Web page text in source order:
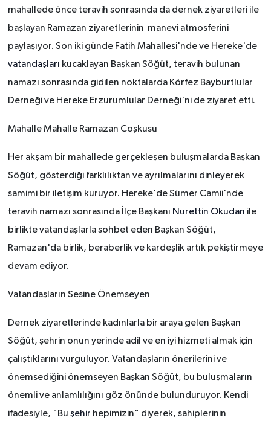
mahallede önce teravih sonrasında da dernek ziyaretleri ile
başlayan Ramazan ziyaretlerinin manevi atmosferini
paylaşıyor. Son iki günde Fatih Mahallesi'nde ve Hereke'de
vatandaşları kucaklayan Başkan Söğüt, teravih bulunan
namazı sonrasında gidilen noktalarda Körfez Bayburtlular
Derneği ve Hereke Erzurumlular Derneği'ni de ziyaret etti.
Mahalle Mahalle Ramazan Coşkusu
Her akşam bir mahallede gerçekleşen buluşmalarda Başkan
Söğüt, gösterdiği farklılıktan ve ayrılmalarını dinleyerek
samimi bir iletişim kuruyor. Hereke'de Sümer Camii'nde
teravih namazı sonrasında İlçe Başkanı Nurettin Okudan ile
birlikte vatandaşlarla sohbet eden Başkan Söğüt,
Ramazan'da birlik, beraberlik ve kardeşlik artık pekiştirmeye
devam ediyor.
Vatandaşların Sesine Önemseyen
Dernek ziyaretlerinde kadınlarla bir araya gelen Başkan
Söğüt, şehrin onun yerinde adil ve en iyi hizmeti almak için
çalıştıklarını vurguluyor. Vatandaşların önerilerini ve
önemsediğini önemseyen Başkan Söğüt, bu buluşmaların
önemli ve anlamlılığını göz önünde bulunduruyor. Kendi
ifadesiyle, "Bu şehir hepimizin" diyerek, sahiplerinin